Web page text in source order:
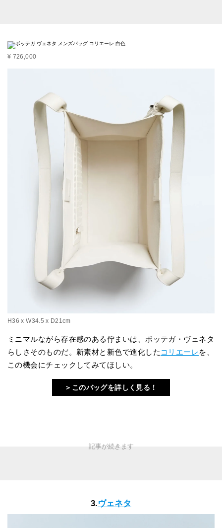
¥ 726,000
H36 x W34.5 x D21cm
ミニマルながら存在感のある佇まいは、ボッテガ・ヴェネタ
らしさそのものだ。新素材と新色で進化した コリエーレを、
この機会にチェックしてみてほしい。
＞このバッグを詳しく見る！
3.ヴェネタ